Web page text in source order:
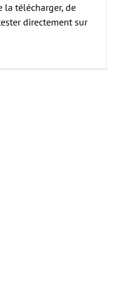
télécharger, de
directement sur